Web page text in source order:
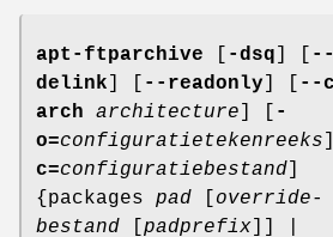
apt-ftparchive -dsq --
delink
--readonly --
arch architecture
-
o=configuratietekenreeks
c=configuratiebestand
{packages pad
override-
bestand
padprefix